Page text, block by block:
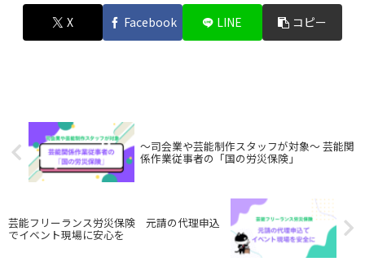
X Facebook LINE コピー
〜司会業や芸能制作スタッフが対象〜 芸能関
係作業従事者の「国の労災保険」
芸能フリーランス労災保険 元請の代理申込
でイベント現場に安心を